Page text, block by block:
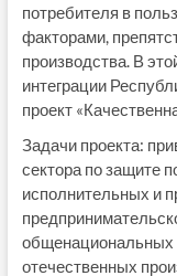
потребителя в
факторами,
производства. В
интеграции
проект
Задачи проекта:
сектора по защите
исполнительных и
общенациональных
отечественных